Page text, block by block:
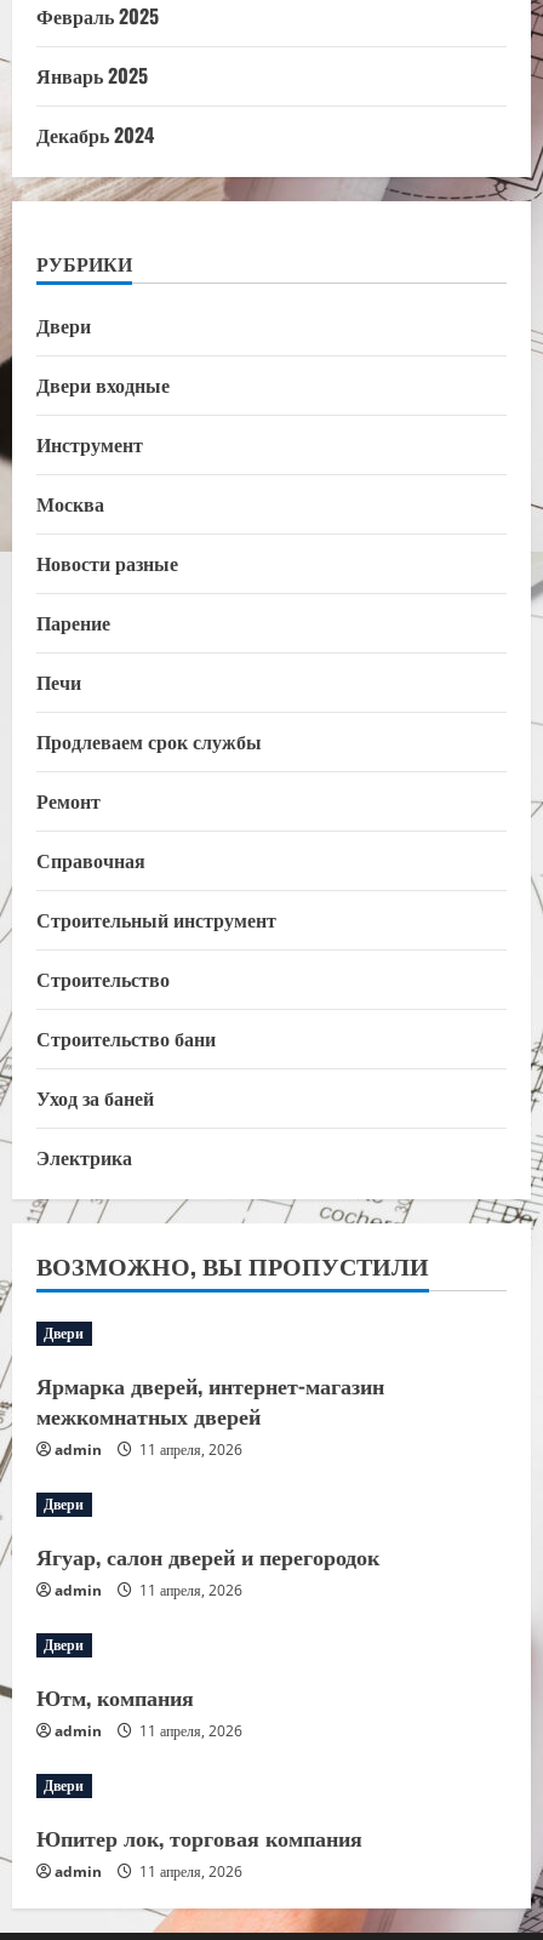
Февраль 2025
Январь 2025
Декабрь 2024
РУБРИКИ
Двери
Двери входные
Инструмент
Москва
Новости разные
Парение
Печи
Продлеваем срок службы
Ремонт
Справочная
Строительный инструмент
Строительство
Строительство бани
Уход за баней
Электрика
ВОЗМОЖНО, ВЫ ПРОПУСТИЛИ
Двери
Ярмарка дверей, интернет-магазин
межкомнатных дверей
admin 11 апреля, 2026
Двери
Ягуар, салон дверей и перегородок
admin 11 апреля, 2026
Двери
Ютм, компания
admin 11 апреля, 2026
Двери
Юпитер лок, торговая компания
admin 11 апреля, 2026